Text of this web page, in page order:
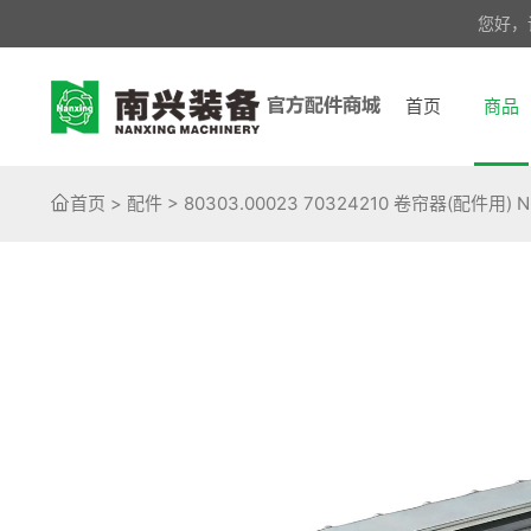
您好
首页 商品
首页 > 配件 > 80303.00023 70324210 卷帘器(配件用)